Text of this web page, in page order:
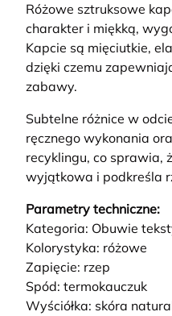
Różowe sztruksowe
charakter i miękką,
Kapcie są mięciutkie,
dzięki czemu
zabawy.
Subtelne różnice w
ręcznego wykonania
recyklingu, co sprawia,
wyjątkowa i podkreśla
Parametry techniczne:
Kategoria: Obuwie
Kolorystyka: różowe
Zapięcie: rzep
Spód: termokauczuk
Wyściółka: skóra